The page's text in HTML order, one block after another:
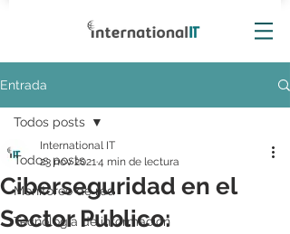
Entrada
Todos posts
Monitoreo de red
Tecnología de información
Todos posts
Ciberseguridad en el
Sector Público:
International IT
23 nov 20214 min de lectura